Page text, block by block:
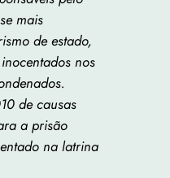
mais
de estado,
nos
de causas
a prisão
na latrina